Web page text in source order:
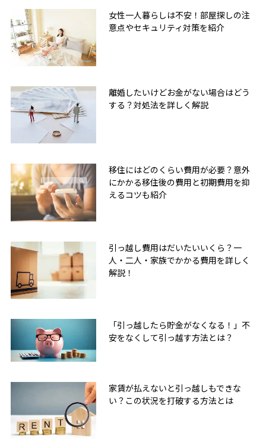
女性一人暮らしは不安！部屋探しの注
意点やセキュリティ対策を紹介
離婚したいけどお金がない場合はどう
する？対処法を詳しく解説
移住にはどのくらい費用が必要？意外
にかかる移住後の費用と初期費用を抑
えるコツも紹介
引っ越し費用はだいたいいくら？一
人・二人・家族でかかる費用を詳しく
解説！
「引っ越したら貯金がなくなる！」不
安をなくして引っ越す方法とは？
家賃が払えないと引っ越しもできな
い？この状況を打破する方法とは